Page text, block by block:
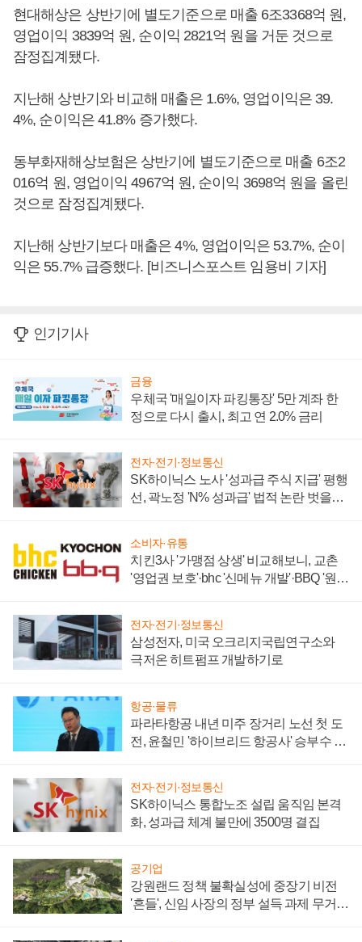
현대해상은 상반기에 별도기준으로 매출 6조3368억 원,
영업이익 3839억 원, 순이익 2821억 원을 거둔 것으로
잠정집계됐다.
지난해 상반기와 비교해 매출은 1.6%, 영업이익은 39.
4%, 순이익은 41.8% 증가했다.
동부화재해상보험은 상반기에 별도기준으로 매출 6조2
016억 원, 영업이익 4967억 원, 순이익 3698억 원을 올린
것으로 잠정집계됐다.
지난해 상반기보다 매출은 4%, 영업이익은 53.7%, 순이
익은 55.7% 급증했다. [비즈니스포스트 임용비 기자]
인기기사
금융
우체국 '매일이자 파킹통장' 5만 계좌 한
정으로 다시 출시, 최고 연 2.0% 금리
전자·전기·정보통신
SK하이닉스 노사 '성과급 주식 지급' 평행
선, 곽노정 'N% 성과급' 법적 논란 벗을지
소비자·유통
치킨3사 '가맹점 상생' 비교해보니, 교촌
'영업권 보호'·bhc '신메뉴 개발'·BBQ '원가
전자·전기·정보통신
삼성전자, 미국 오크리지국립연구소와
극저온 히트펌프 개발하기로
항공·물류
파라타항공 내년 미주 장거리 노선 첫 도
전, 윤철민 '하이브리드 항공사' 승부수 통
전자·전기·정보통신
SK하이닉스 통합노조 설립 움직임 본격
화, 성과급 체계 불만에 3500명 결집
공기업
강원랜드 정책 불확실성에 중장기 비전
'흔들', 신임 사장의 정부 설득 과제 무거워